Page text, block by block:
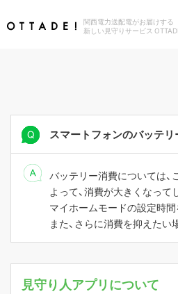
関西電力送配電がお届けする
新しい見守りサービス
スマートフォンのバッテ
バッテリー消費については
よって、消費が大きくなって
マイホームモードの設定時
また、さらに消費を抑えた
見守り人アプリについて